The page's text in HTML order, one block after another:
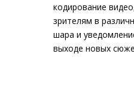
кодирование
зрителям в
шара и
выходе новых